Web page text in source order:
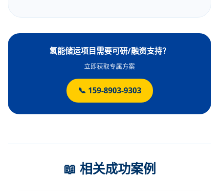
氢能储运项目需要可研/融资支持？
立即获取专属方案
📞 159-8903-9303
📖 相关成功案例